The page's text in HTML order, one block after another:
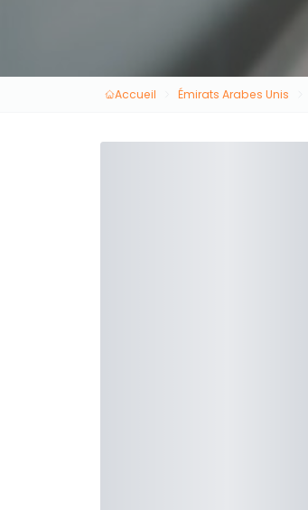
Accueil Émirats Arabes Unis